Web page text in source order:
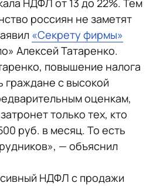
НДФЛ от 13 до 22%. Тем
россиян не заметят
«Секрету фирмы»
Алексей Татаренко.
повышение налога
граждане с высокой
оценкам,
только тех, кто
руб. в месяц. То есть
— объяснил
НДФЛ с продажи